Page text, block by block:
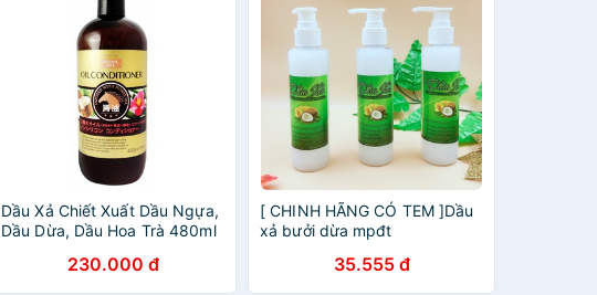
Dầu Xả Chiết Xuất Dầu Ngựa,
Dầu Dừa, Dầu Hoa Trà 480ml
230.000 đ
[ CHINH HÃNG CÓ TEM ]Dầu
xả bưởi dừa mpđt
35.555 đ